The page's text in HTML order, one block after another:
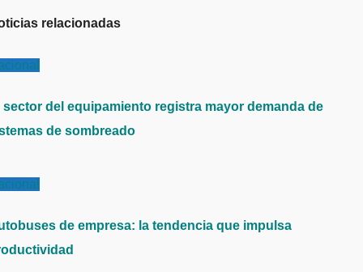
relacionadas
sector del equipamiento registra mayor demanda de
de sombreado
de empresa: la tendencia que impulsa